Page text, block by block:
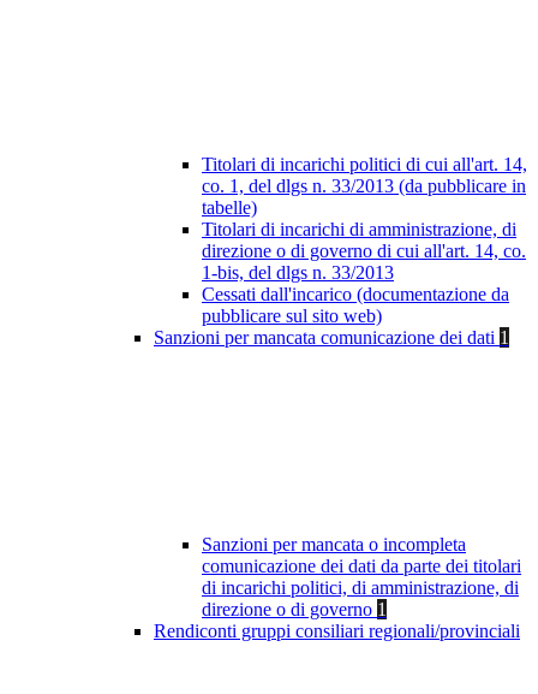
Titolari di incarichi politici di cui all'art. 14,
co. 1, del dlgs n. 33/2013 (da pubblicare in
tabelle)
Titolari di incarichi di amministrazione, di
direzione o di governo di cui all'art. 14, co.
1-bis, del dlgs n. 33/2013
Cessati dall'incarico (documentazione da
pubblicare sul sito web)
Sanzioni per mancata comunicazione dei dati 1
Sanzioni per mancata o incompleta
comunicazione dei dati da parte dei titolari
di incarichi politici, di amministrazione, di
direzione o di governo 1
Rendiconti gruppi consiliari regionali/provinciali